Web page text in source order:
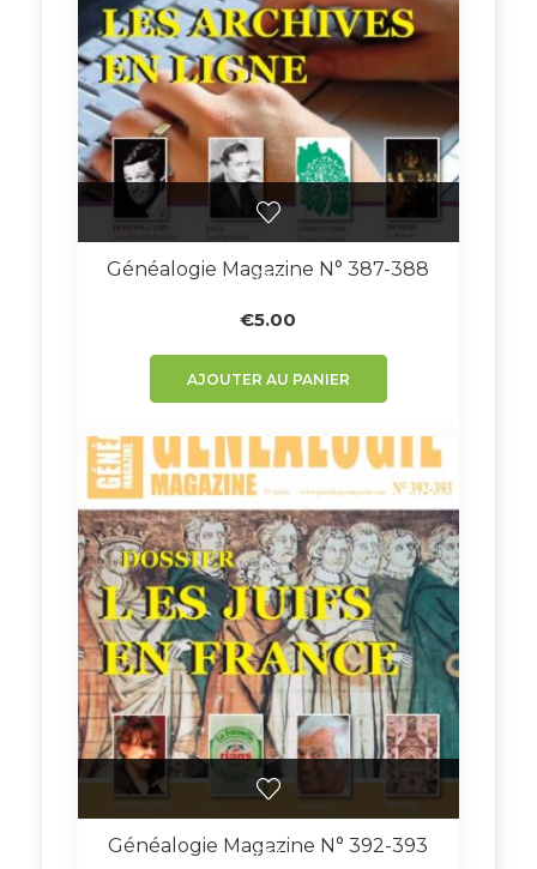
Généalogie Magazine N° 387-388
€5.00
AJOUTER AU PANIER
Généalogie Magazine N° 392-393